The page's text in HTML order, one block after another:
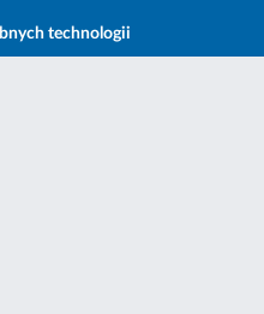
technologii